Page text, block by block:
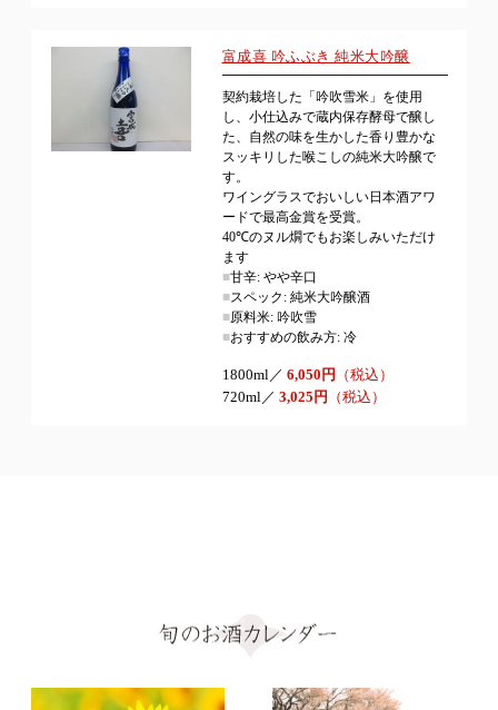
富成喜 吟ふぶき 純米大吟醸
契約栽培した「吟吹雪米」を使用
し、小仕込みで蔵内保存酵母で醸し
た、自然の味を生かした香り豊かな
スッキリした喉こしの純米大吟醸で
す。
ワイングラスでおいしい日本酒アワ
ードで最高金賞を受賞。
40℃のヌル燗でもお楽しみいただけ
ます
■甘辛: やや辛口
■スペック: 純米大吟醸酒
■原料米: 吟吹雪
■おすすめの飲み方: 冷
1800ml／ 6,050円 （税込）
720ml／ 3,025円 （税込）